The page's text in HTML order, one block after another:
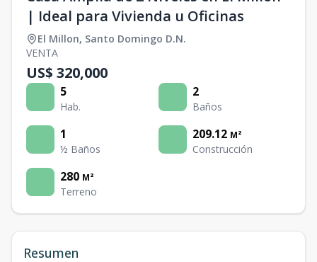
| Ideal para Vivienda u Oficinas
El Millon, Santo Domingo D.N.
VENTA
US$ 320,000
5
Hab.
2
Baños
1
½ Baños
209.12 M²
Construcción
280 M²
Terreno
Resumen